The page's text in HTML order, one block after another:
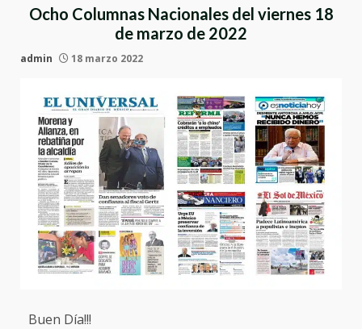
Ocho Columnas Nacionales del viernes 18
de marzo de 2022
admin 18 marzo 2022
Buen Día!!!